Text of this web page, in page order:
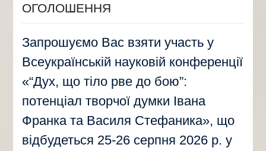
ОГОЛОШЕННЯ
Запрошуємо Вас взяти участь у
Всеукраїнській науковій конференції
«“Дух, що тіло рве до бою”:
потенціал творчої думки Івана
Франка та Василя Стефаника», що
відбудеться 25-26 серпня 2026 р. у